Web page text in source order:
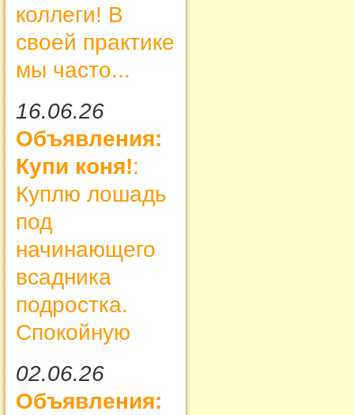
коллеги! В
своей практике
мы часто...
16.06.26
Объявления:
Купи коня!:
Куплю лошадь
под
начинающего
всадника
подростка.
Спокойную
02.06.26
Объявления: